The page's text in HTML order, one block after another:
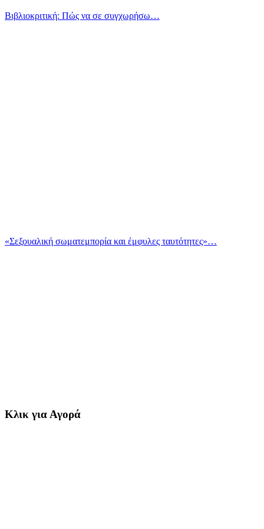
Βιβλιοκριτική: Πώς να σε συγχωρήσω…
«Σεξουαλική σωματεμπορία και έμφυλες ταυτότητες»…
Κλικ για Αγορά